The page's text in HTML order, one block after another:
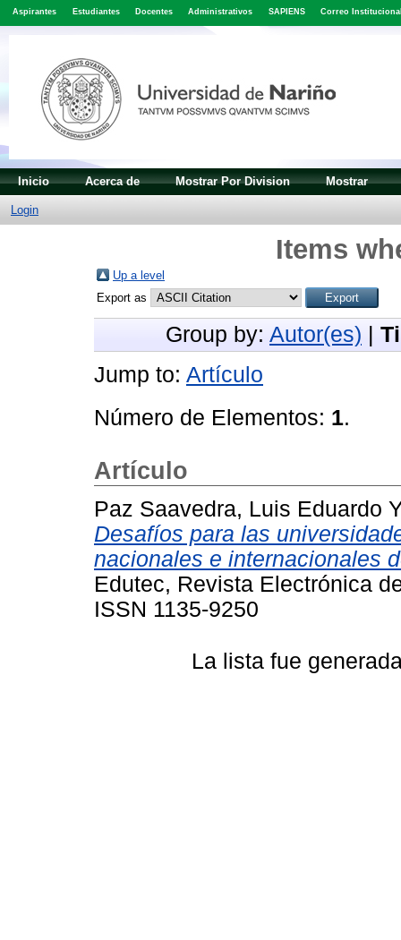
Aspirantes Estudiantes Docentes Administrativos SAPIENS Correo
Inicio Acerca de Mostrar Por Division Mostrar
Login
Items
Up a level
Export as
Group by: Autor(es) |
Jump to: Artículo
Número de Elementos: 1.
Artículo
Paz Saavedra, Luis Eduardo
Desafíos para las
nacionales e internacionales
Edutec, Revista Electrónica
ISSN 1135-9250
La lista fue